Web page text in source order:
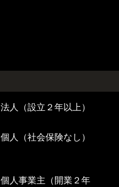
法人（設立２年以上）
個人（社会保険なし）
個人事業主（開業２年